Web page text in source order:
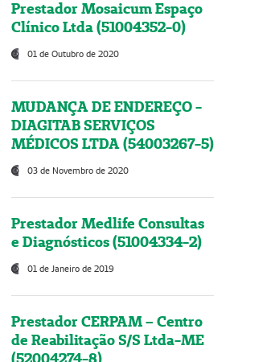
Prestador Mosaicum Espaço
Clínico Ltda (51004352-0)
01 de Outubro de 2020
MUDANÇA DE ENDEREÇO -
DIAGITAB SERVIÇOS
MÉDICOS LTDA (54003267-5)
03 de Novembro de 2020
Prestador Medlife Consultas
e Diagnósticos (51004334-2)
01 de Janeiro de 2019
Prestador CERPAM – Centro
de Reabilitação S/S Ltda-ME